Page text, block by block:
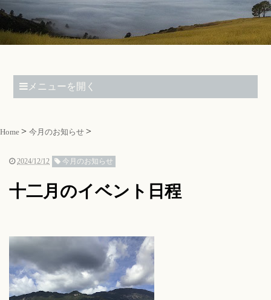
メニューを開く
Home 今月のお知らせ
2024/12/12 今月のお知らせ
十二月のイベント日程